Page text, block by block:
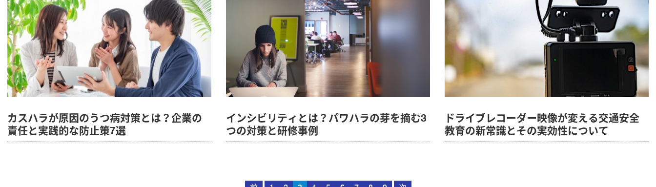
カスハラが原因のうつ病対策とは？企業の
責任と実践的な防止策7選
インシビリティとは？パワハラの芽を摘む3
つの対策と研修事例
ドライブレコーダー映像が変える交通安全
教育の新常識とその実効性について